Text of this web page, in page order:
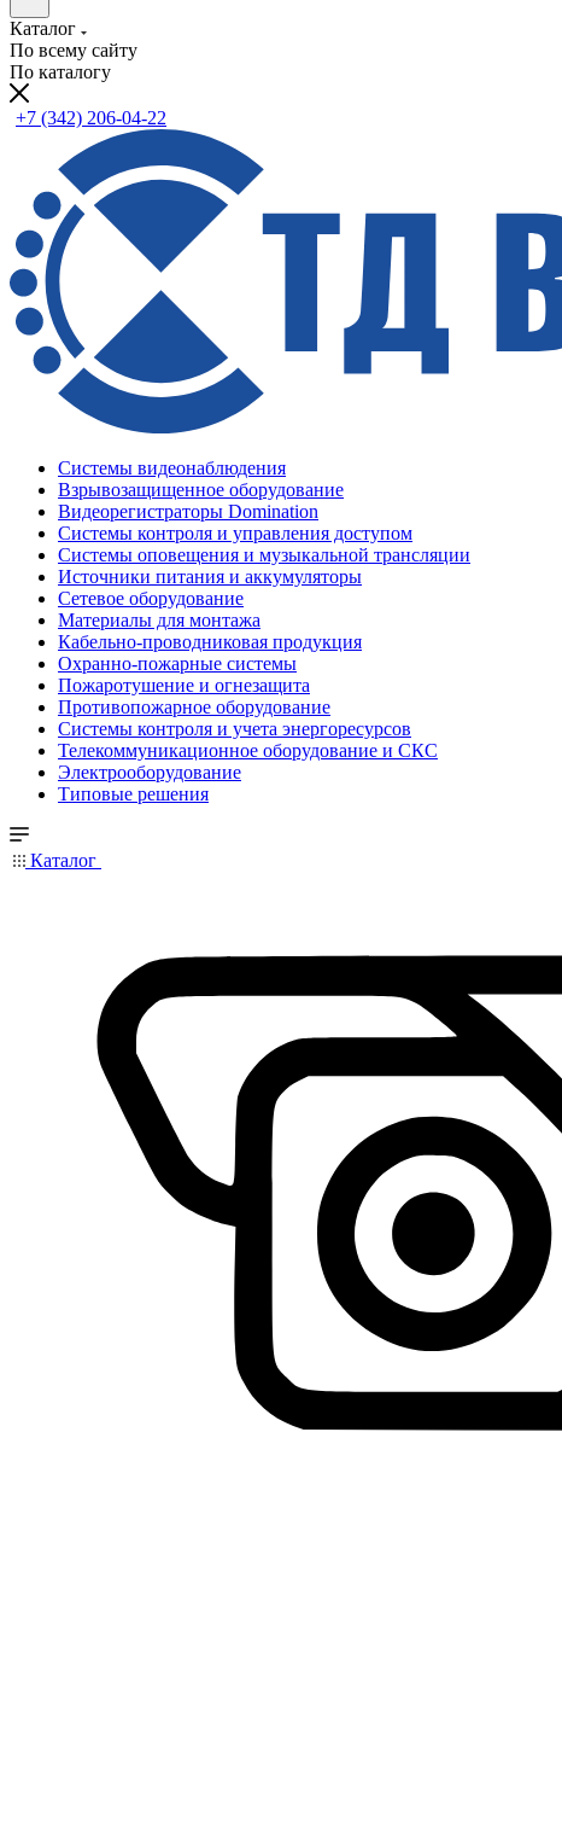
Каталог
По всему сайту
По каталогу
+7 (342) 206-04-22
Системы видеонаблюдения
Взрывозащищенное оборудование
Видеорегистраторы Domination
Системы контроля и управления доступом
Системы оповещения и музыкальной трансляции
Источники питания и аккумуляторы
Сетевое оборудование
Материалы для монтажа
Кабельно-проводниковая продукция
Охранно-пожарные системы
Пожаротушение и огнезащита
Противопожарное оборудование
Системы контроля и учета энергоресурсов
Телекоммуникационное оборудование и СКС
Электрооборудование
Типовые решения
Каталог